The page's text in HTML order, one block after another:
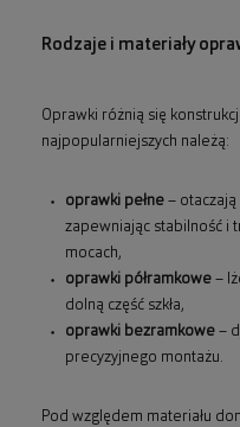
Rodzaje i materiały
Oprawki różnią się
najpopularniejszych należą:
oprawki pełne – otaczają
zapewniając stabilność i
mocach,
oprawki półramkowe –
dolną część szkła,
oprawki bezramkowe –
precyzyjnego montażu.
Pod względem materiału